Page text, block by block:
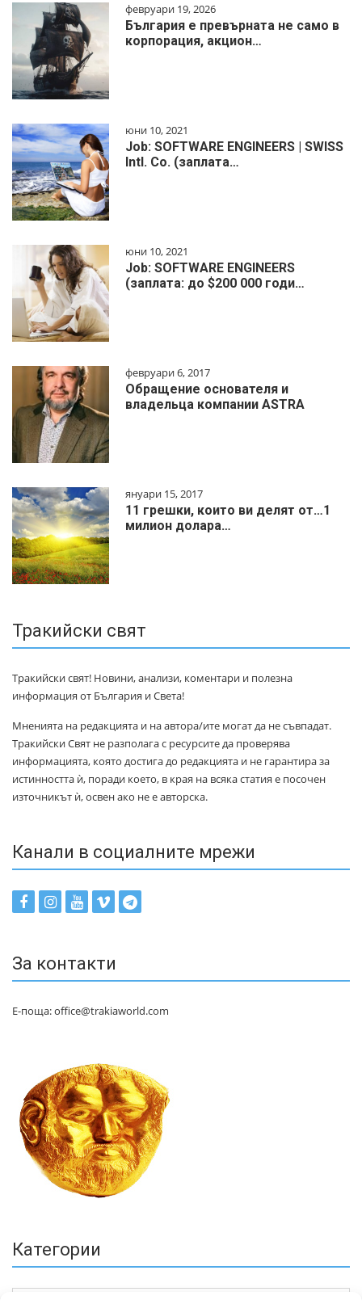
февруари 19, 2026
България е превърната не само в
корпорация, акцион…
юни 10, 2021
Job: SOFTWARE ENGINEERS | SWISS
Intl. Co. (заплата…
юни 10, 2021
Job: SOFTWARE ENGINEERS
(заплата: до $200 000 годи…
февруари 6, 2017
Обращение основателя и
владельца компании ASTRA
януари 15, 2017
11 грешки, които ви делят от…1
милиoн дoлapa…
Тракийски свят
Тракийски свят! Новини, анализи, коментари и полезна
информация от България и Света!
Мненията на редакцията и на автора/ите могат да не съвпадат.
Тракийски Свят не разполага с ресурсите да проверява
информацията, която достига до редакцията и не гарантира за
истинността ѝ, поради което, в края на всяка статия е посочен
източникът ѝ, освен ако не е авторска.
Канали в социалните мрежи
За контакти
Е-поща: office@trakiaworld.com
Категории